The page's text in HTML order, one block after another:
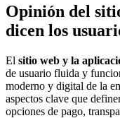
Opinión del
dicen los
El sitio web y la
de usuario fluida y
moderno y digital de la
aspectos clave que
opciones de pago,